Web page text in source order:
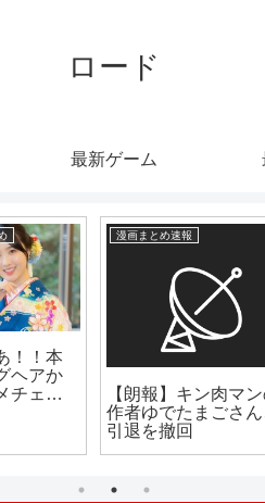
ロード
最新ゲーム
とめ
の山本美
漫画まとめ速報
【悲報】テニプリ
ニメで「デカすぎ
ろ…」を「なんや